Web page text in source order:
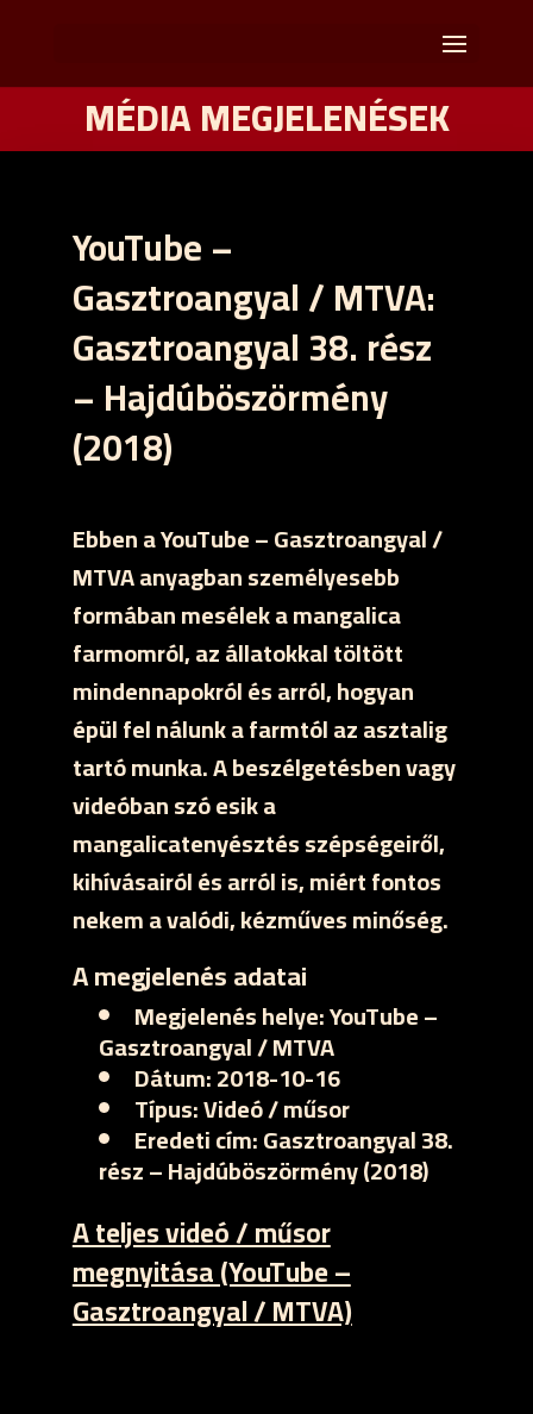
MÉDIA MEGJELENÉSEK
YouTube –
Gasztroangyal / MTVA:
Gasztroangyal 38. rész
– Hajdúböszörmény
(2018)
Ebben a YouTube – Gasztroangyal /
MTVA anyagban személyesebb
formában mesélek a mangalica
farmomról, az állatokkal töltött
mindennapokról és arról, hogyan
épül fel nálunk a farmtól az asztalig
tartó munka. A beszélgetésben vagy
videóban szó esik a
mangalicatenyésztés szépségeiről,
kihívásairól és arról is, miért fontos
nekem a valódi, kézműves minőség.
A megjelenés adatai
Megjelenés helye:YouTube –
Gasztroangyal / MTVA
Dátum:2018-10-16
Típus:Videó / műsor
Eredeti cím:Gasztroangyal 38.
rész – Hajdúböszörmény (2018)
A teljes videó / műsor
megnyitása (YouTube –
Gasztroangyal / MTVA)